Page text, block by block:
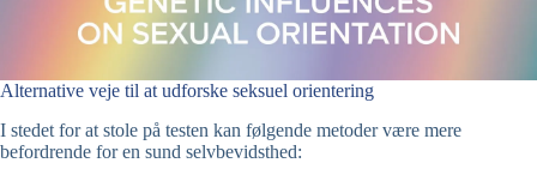
Alternative veje til at udforske seksuel orientering
I stedet for at stole på testen kan følgende metoder være mere
befordrende for en sund selvbevidsthed: